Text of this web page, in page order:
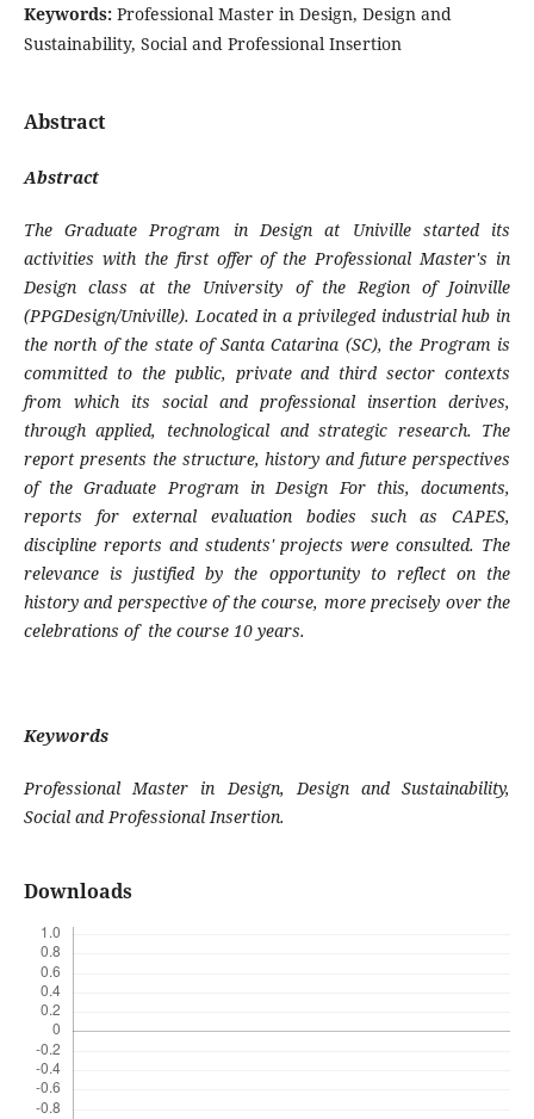
Keywords: Professional Master in Design, Design and
Sustainability, Social and Professional Insertion
Abstract
Abstract
The Graduate Program in Design at Univille started its
activities with the first offer of the Professional Master's in
Design class at the University of the Region of Joinville
(PPGDesign/Univille). Located in a privileged industrial hub in
the north of the state of Santa Catarina (SC), the Program is
committed to the public, private and third sector contexts
from which its social and professional insertion derives,
through applied, technological and strategic research. The
report presents the structure, history and future perspectives
of the Graduate Program in Design For this, documents,
reports for external evaluation bodies such as CAPES,
discipline reports and students' projects were consulted. The
relevance is justified by the opportunity to reflect on the
history and perspective of the course, more precisely over the
celebrations of the course 10 years.
Keywords
Professional Master in Design, Design and Sustainability,
Social and Professional Insertion.
Downloads